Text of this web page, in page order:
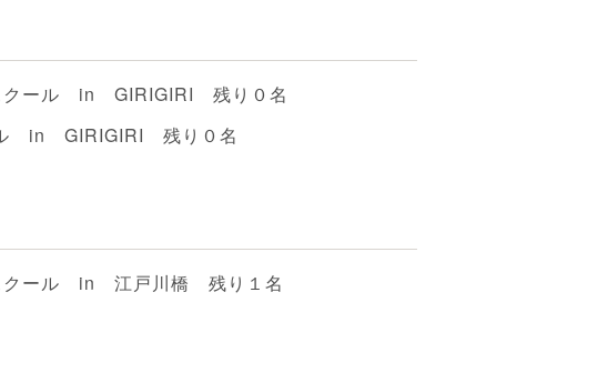
クール in GIRIGIRI 残り０名
in GIRIGIRI 残り０名
クール in 江戸川橋 残り１名